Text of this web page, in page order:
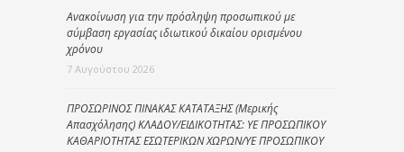
Ανακοίνωση για την πρόσληψη προσωπικού με
σύμβαση εργασίας ιδιωτικού δικαίου ορισμένου
χρόνου
7 Αυγούστου 2026
ΠΡΟΣΩΡΙΝΟΣ ΠΙΝΑΚΑΣ ΚΑΤΑΤΑΞΗΣ (Μερικής
Απασχόλησης) ΚΛΑΔΟΥ/ΕΙΔΙΚΟΤΗΤΑΣ: ΥΕ ΠΡΟΣΩΠΙΚΟΥ
ΚΑΘΑΡΙΟΤΗΤΑΣ ΕΣΩΤΕΡΙΚΩΝ ΧΩΡΩΝ/ΥΕ ΠΡΟΣΩΠΙΚΟΥ